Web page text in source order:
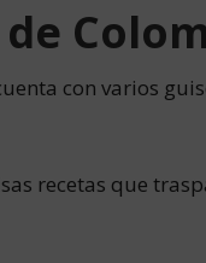
con varios
recetas que